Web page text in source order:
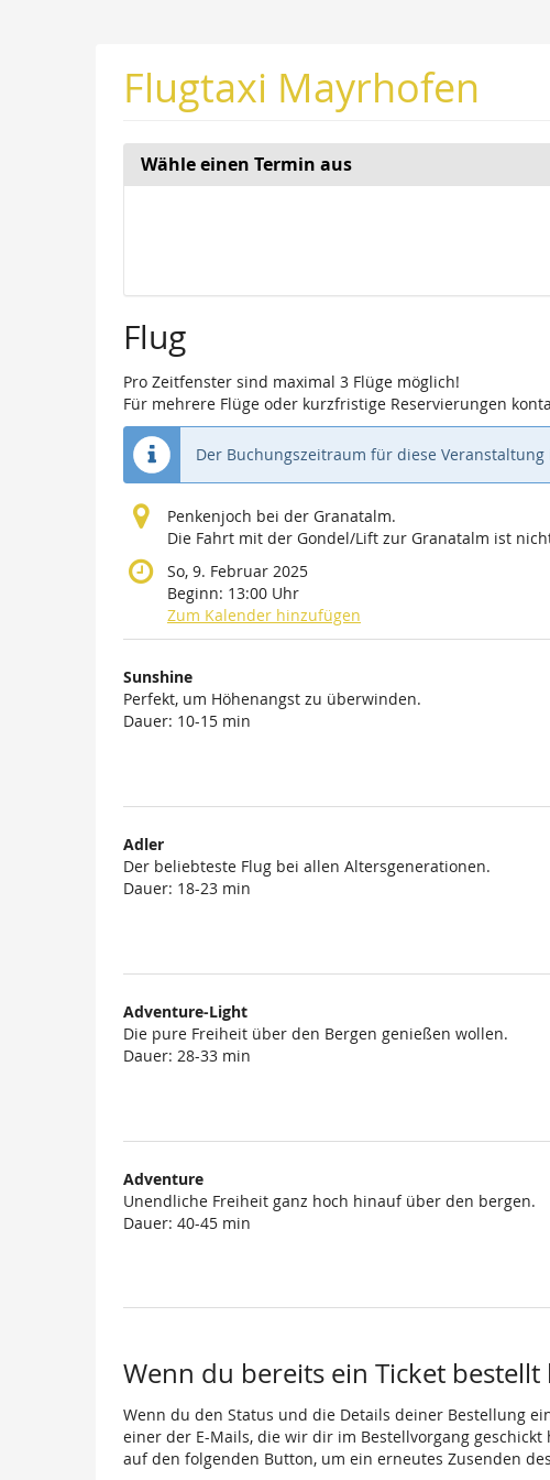
Flugtaxi Mayrhofen
Wähle einen Termin aus
Flug
Pro Zeitfenster sind maximal 3 Flüge möglich!
Für mehrere Flüge oder kurzfristige Reservierungen
Der Buchungszeitraum für diese Veranstaltung
Penkenjoch bei der Granatalm.
Die Fahrt mit der Gondel/Lift zur Granatalm ist
So, 9. Februar 2025
Beginn: 13:00 Uhr
Zum Kalender hinzufügen
Produkte
Unkategorisierte
Produkte
Sunshine
Perfekt, um Höhenangst zu überwinden.
Dauer: 10-15 min
Adler
Der beliebteste Flug bei allen Altersgenerationen.
Dauer: 18-23 min
Adventure-Light
Die pure Freiheit über den Bergen genießen wollen.
Dauer: 28-33 min
Adventure
Unendliche Freiheit ganz hoch hinauf über den bergen.
Dauer: 40-45 min
Wenn du bereits ein Ticket bestellt
Wenn du den Status und die Details deiner Bestellung
einer der E-Mails, die wir dir im Bestellvorgang
auf den folgenden Button, um ein erneutes Zusenden